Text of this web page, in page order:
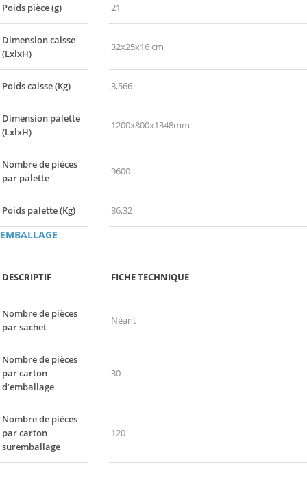
Poids pièce (g) 21
Dimension caisse
(LxlxH)
32x25x16 cm
Poids caisse (Kg) 3,566
Dimension palette
(LxlxH)
1200x800x1348mm
Nombre de pièces
par palette
9600
Poids palette (Kg) 86,32
EMBALLAGE
DESCRIPTIF FICHE TECHNIQUE
Nombre de pièces
par sachet
Néant
Nombre de pièces
par carton
d’emballage
30
Nombre de pièces
par carton
suremballage
120